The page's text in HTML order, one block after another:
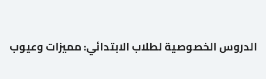
الدروس الخصوصية لطلاب الابتدائي: مميزات وعيوب